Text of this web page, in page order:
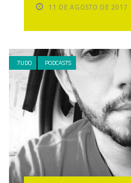
11 DE AGOSTO DE 2017
.TUDO PODCASTS